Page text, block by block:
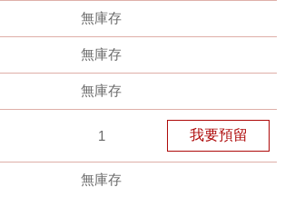
無庫存
無庫存
無庫存
1 我要預留
無庫存